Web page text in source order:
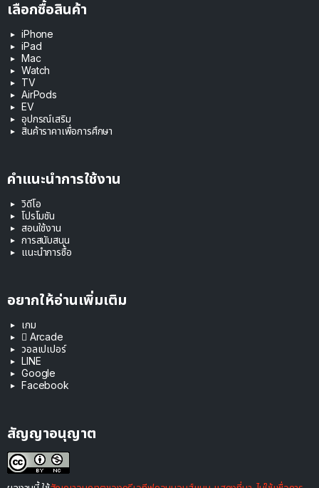
เลือกซื้อสินค้า
iPhone
iPad
Mac
Watch
TV
AirPods
EV
อุปกรณ์เสริม
สินค้าราคาเพื่อการศึกษา
คำแนะนำการใช้งาน
วิดีโอ
โปรโมชัน
สอนใช้งาน
การสนับสนุน
แนะนำการซื้อ
อยากให้อ่านเพิ่มเติม
เกม
 Arcade
วอลเปเปอร์
LINE
Google
Facebook
สัญญาอนุญาต